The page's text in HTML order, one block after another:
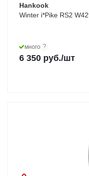
Hankook
Winter i*Pike RS2
много ?
6 350 руб./шт